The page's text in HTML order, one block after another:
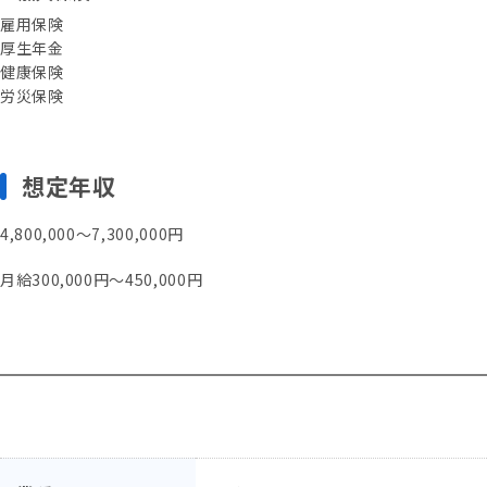
雇用保険
厚生年金
健康保険
労災保険
想定年収
4,800,000〜7,300,000円
月給300,000円～450,000円